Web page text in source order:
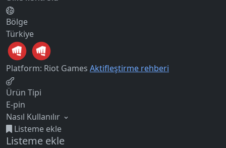
Bölge
Türkiye
Platform: Riot Games Aktifleştirme rehberi
Ürün Tipi
E-pin
Nasıl Kullanılır
Listeme ekle
Listeme ekle